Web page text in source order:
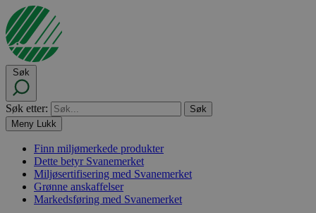
Søk
Søk etter:
Meny Lukk
Finn miljømerkede produkter
Dette betyr Svanemerket
Miljøsertifisering med Svanemerket
Grønne anskaffelser
Markedsføring med Svanemerket